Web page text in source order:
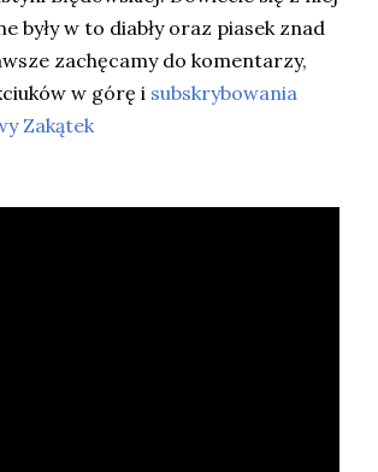
były w to diabły oraz piasek znad
zachęcamy do komentarzy,
w górę i subskrybowania
Zakątek